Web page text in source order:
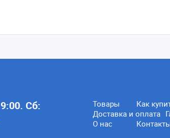
Сб:
Товары
Как
Доставка и оплата
О нас